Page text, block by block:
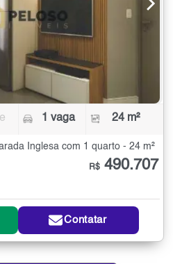
1 vaga 24 m²
Inglesa com 1 quarto - 24 m²
R$ 490.707
Contatar